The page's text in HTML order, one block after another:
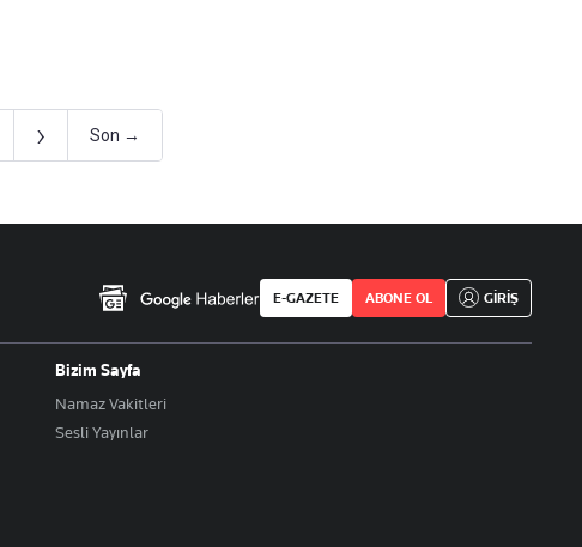
› Son →
E-GAZETE ABONE OL GİRİŞ
Bizim Sayfa
Namaz Vakitleri
Sesli Yayınlar